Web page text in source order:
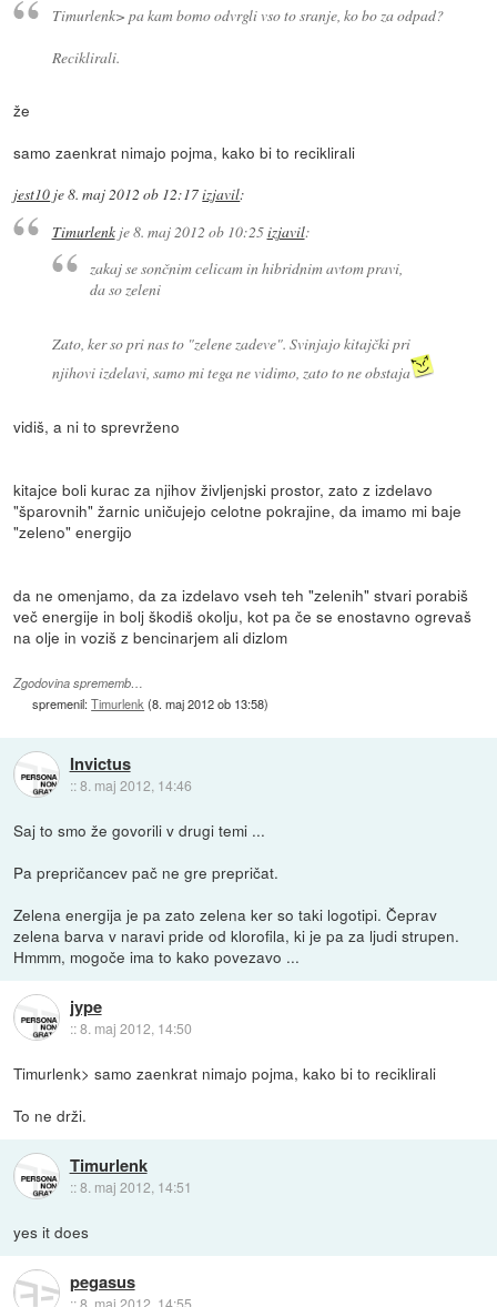
Timurlenk> pa kam bomo odvrgli vso to sranje, ko bo za odpad?
Reciklirali.
že
samo zaenkrat nimajo pojma, kako bi to reciklirali
jest10 je8. maj 2012 ob 12:17izjavil:
Timurlenkje8. maj 2012 ob 10:25izjavil:
zakaj se sončnim celicam in hibridnim avtom pravi,
da so zeleni
Zato, ker so pri nas to "zelene zadeve". Svinjajo kitajčki pri
njihovi izdelavi, samo mi tega ne vidimo, zato to ne obstaja
vidiš, a ni to sprevrženo
kitajce boli kurac za njihov življenjski prostor, zato z izdelavo
"šparovnih" žarnic uničujejo celotne pokrajine, da imamo mi baje
"zeleno" energijo
da ne omenjamo, da za izdelavo vseh teh "zelenih" stvari porabiš
več energije in bolj škodiš okolju, kot pa če se enostavno ogrevaš
na olje in voziš z bencinarjem ali dizlom
Zgodovina sprememb…
spremenil:Timurlenk (8. maj 2012 ob 13:58)
Invictus
::8. maj 2012, 14:46
Saj to smo že govorili v drugi temi ...
Pa prepričancev pač ne gre prepričat.
Zelena energija je pa zato zelena ker so taki logotipi. Čeprav
zelena barva v naravi pride od klorofila, ki je pa za ljudi strupen.
Hmmm, mogoče ima to kako povezavo ...
jype
::8. maj 2012, 14:50
Timurlenk> samo zaenkrat nimajo pojma, kako bi to reciklirali
To ne drži.
Timurlenk
::8. maj 2012, 14:51
yes it does
pegasus